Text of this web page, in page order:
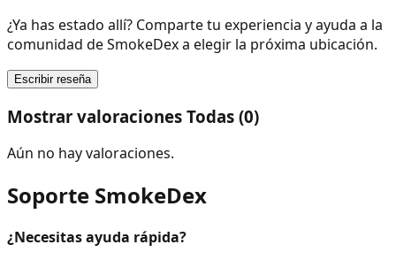
¿Ya has estado allí? Comparte tu experiencia y ayuda a la
comunidad de SmokeDex a elegir la próxima ubicación.
Escribir reseña
Mostrar valoraciones Todas (0)
Aún no hay valoraciones.
Soporte SmokeDex
¿Necesitas ayuda rápida?